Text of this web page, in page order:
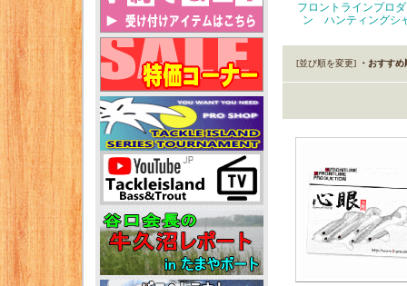
フロントラインプロ
ン ハンティングシ
[並び順を変更] ・おすすめ